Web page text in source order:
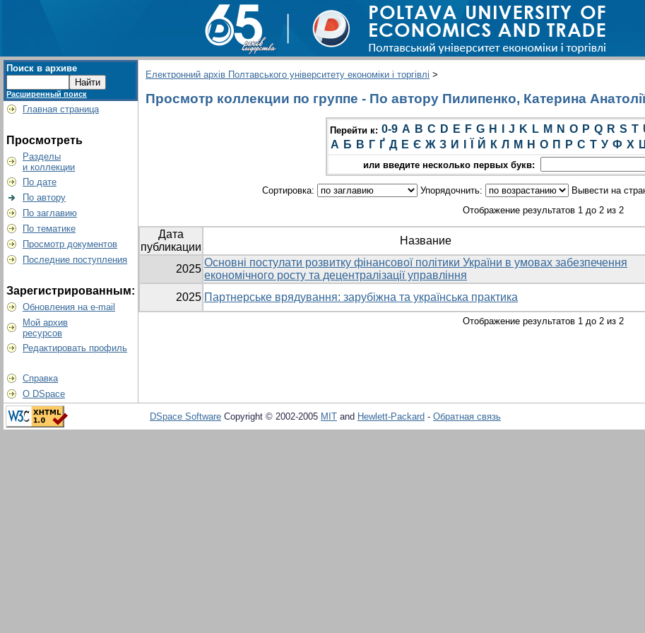
Поиск в архиве
Расширенный поиск
Главная страница
Просмотреть
Разделы
и коллекции
По дате
По автору
По заглавию
По тематике
Просмотр документов
Последние поступления
Зарегистрированным:
Обновления на e-mail
Мой архив
ресурсов
Редактировать профиль
Справка
О DSpace
Електронний архів Полтавського університету економіки і торгівлі >
Просмотр коллекции по группе - По автору Пилипенко, Катерина
Перейти к: 0-9 A B C D E F G H J K L M N O P Q R S T
А Б В Г Ґ Д Е Є Ж З И Й К Л М Н О П Р С Т У Ф Х
или введите несколько первых букв:
Сортировка: Упорядочнить: Вывести на
Отображение результатов 1 до 2 из 2
Дата
публикации
Название
2025
Основні постулати розвитку фінансової політики України в умовах забезпечення
економічного росту та децентралізації управління
2025 Партнерське врядування: зарубіжна та українська практика
Отображение результатов 1 до 2 из 2
DSpace Software Copyright © 2002-2005 MIT and Hewlett-Packard - Обратная связь